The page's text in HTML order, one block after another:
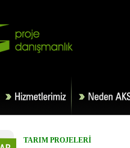
TARIM PROJELERİ